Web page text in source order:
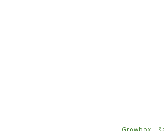
Growbox –